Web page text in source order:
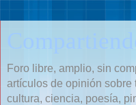
Foro libre, amplio, sin
artículos de opinión sobre
cultura, ciencia, poesía,